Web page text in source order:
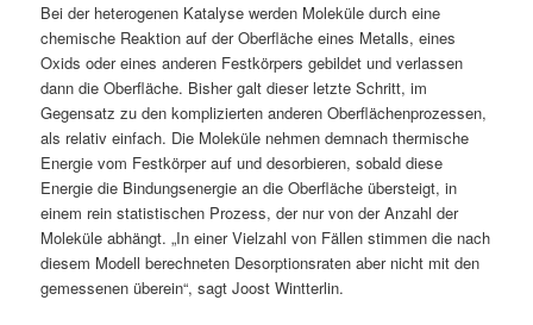
Bei der heterogenen Katalyse werden Moleküle durch eine
chemische Reaktion auf der Oberfläche eines Metalls, eines
Oxids oder eines anderen Festkörpers gebildet und verlassen
dann die Oberfläche. Bisher galt dieser letzte Schritt, im
Gegensatz zu den komplizierten anderen Oberflächenprozessen,
als relativ einfach. Die Moleküle nehmen demnach thermische
Energie vom Festkörper auf und desorbieren, sobald diese
Energie die Bindungsenergie an die Oberfläche übersteigt, in
einem rein statistischen Prozess, der nur von der Anzahl der
Moleküle abhängt. „In einer Vielzahl von Fällen stimmen die nach
diesem Modell berechneten Desorptionsraten aber nicht mit den
gemessenen überein“, sagt Joost Wintterlin.